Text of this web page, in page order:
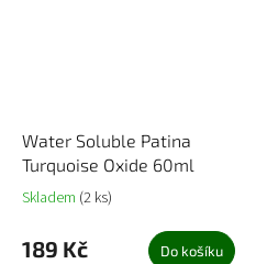
Water Soluble Patina
Turquoise Oxide 60ml
Skladem (2 ks)
189 Kč Do košíku